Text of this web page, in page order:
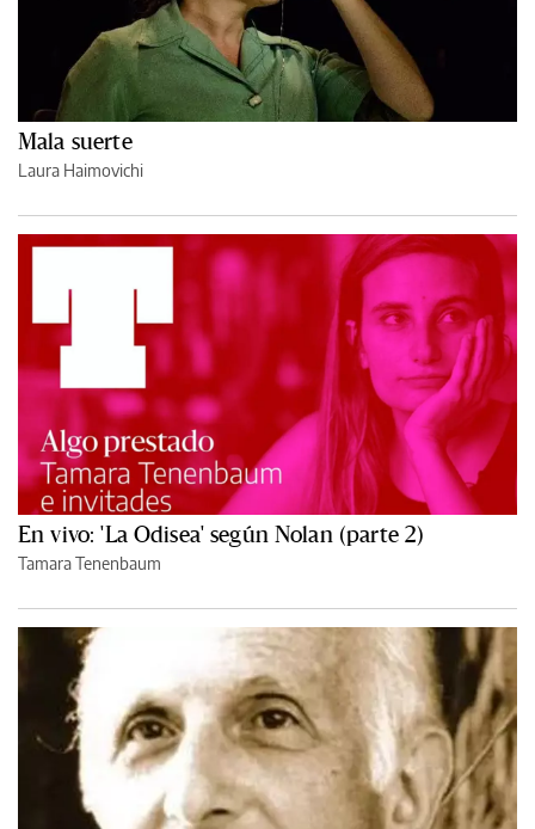
Mala suerte
Laura Haimovichi
En vivo: 'La Odisea' según Nolan (parte 2)
Tamara Tenenbaum